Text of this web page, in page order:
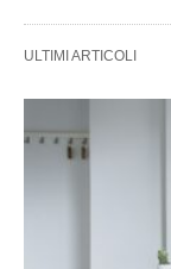
ULTIMI ARTICOLI